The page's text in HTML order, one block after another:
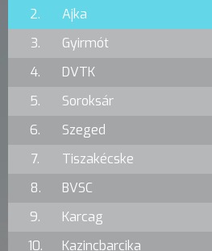
2.
Ajka
3.
Gyirmót
4.
DVTK
5.
Soroksár
6.
Szeged
7.
Tiszakécske
8.
BVSC
9.
Karcag
10.
Kazincbarcika